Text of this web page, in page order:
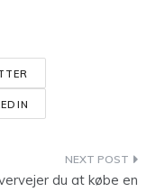
du at købe en